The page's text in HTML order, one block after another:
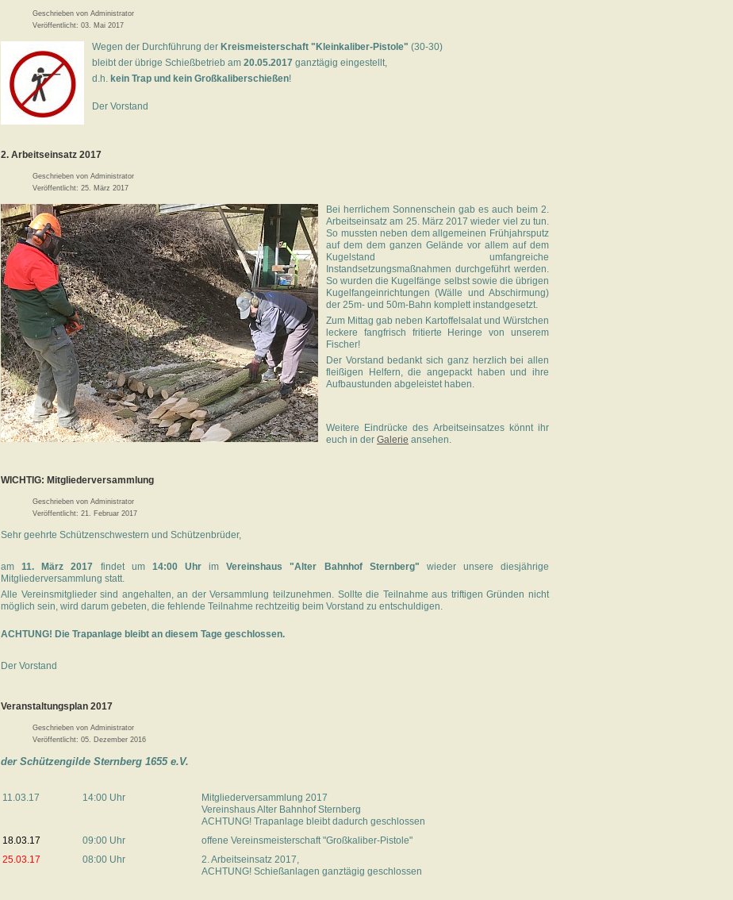
Geschrieben von Administrator
Veröffentlicht: 03. Mai 2017
Wegen der Durchführung der Kreismeisterschaft "Kleinkaliber-Pistole" (30-30)
bleibt der übrige Schießbetrieb am 20.05.2017 ganztägig eingestellt,
d.h. kein Trap und kein Großkaliberschießen!
Der Vorstand
2. Arbeitseinsatz 2017
Geschrieben von Administrator
Veröffentlicht: 25. März 2017
Bei herrlichem Sonnenschein gab es auch beim 2.
Arbeitseinsatz am 25. März 2017 wieder viel zu tun.
So mussten neben dem allgemeinen Frühjahrsputz
auf dem dem ganzen Gelände vor allem auf dem
Kugelstand umfangreiche
Instandsetzungsmaßnahmen durchgeführt werden.
So wurden die Kugelfänge selbst sowie die übrigen
Kugelfangeinrichtungen (Wälle und Abschirmung)
der 25m- und 50m-Bahn komplett instandgesetzt.
Zum Mittag gab neben Kartoffelsalat und Würstchen
leckere fangfrisch fritierte Heringe von unserem
Fischer!
Der Vorstand bedankt sich ganz herzlich bei allen
fleißigen Helfern, die angepackt haben und ihre
Aufbaustunden abgeleistet haben.
Weitere Eindrücke des Arbeitseinsatzes könnt ihr
euch in der Galerie ansehen.
WICHTIG: Mitgliederversammlung
Geschrieben von Administrator
Veröffentlicht: 21. Februar 2017
Sehr geehrte Schützenschwestern und Schützenbrüder,
am11. März 2017 findet um 14:00 Uhrim Vereinshaus "Alter Bahnhof Sternberg" wieder unsere diesjährige
Mitgliederversammlung statt.
Alle Vereinsmitglieder sind angehalten, an der Versammlung teilzunehmen. Sollte die Teilnahme aus triftigen Gründen nicht
möglich sein, wird darum gebeten, die fehlende Teilnahme rechtzeitig beim Vorstand zu entschuldigen.
ACHTUNG! Die Trapanlage bleibt an diesem Tage geschlossen.
Der Vorstand
Veranstaltungsplan 2017
Geschrieben von Administrator
Veröffentlicht: 05. Dezember 2016
der Schützengilde Sternberg 1655 e.V.
11.03.17 14:00 Uhr
Mitgliederversammlung 2017
Vereinshaus Alter Bahnhof Sternberg
ACHTUNG! Trapanlage bleibt dadurch geschlossen
18.03.17
09:00 Uhr
offene Vereinsmeisterschaft "Großkaliber-Pistole"
25.03.17
08:00 Uhr
2. Arbeitseinsatz 2017,
ACHTUNG! Schießanlagen ganztägig geschlossen